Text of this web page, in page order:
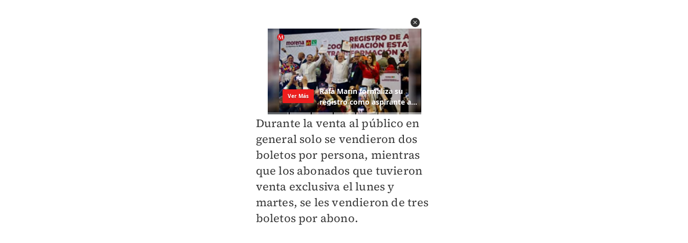
Durante la venta al público en
general solo se vendieron dos
boletos por persona, mientras
que los abonados que tuvieron
venta exclusiva el lunes y
martes, se les vendieron de tres
boletos por abono.